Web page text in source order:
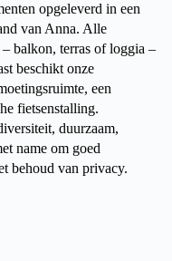
opgeleverd in een
van Anna. Alle
– balkon, terras of loggia –
beschikt onze
een
fietsenstalling.
duurzaam,
name om goed
behoud van privacy.